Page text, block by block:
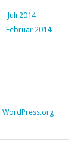
Juli 2014
Februar 2014
WordPress.org